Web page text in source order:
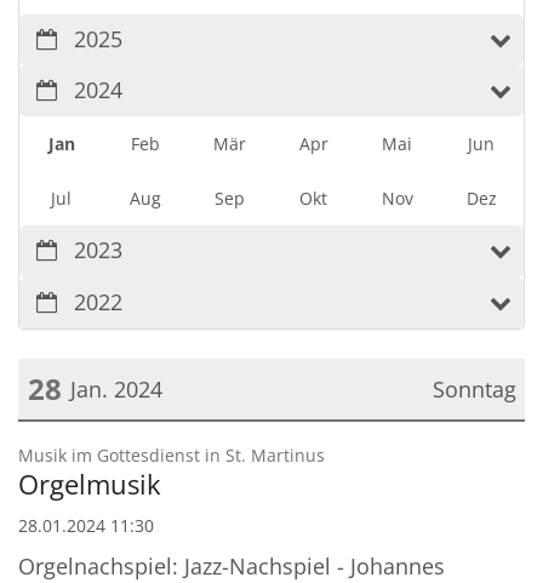
2025
2024
Jan Feb Mär Apr Mai Jun
Jul Aug Sep Okt Nov Dez
2023
2022
Sonntag
28 Jan. 2024
Datum: 28. Januar 2024
Musik im Gottesdienst in St. Martinus
Orgelmusik
28.01.2024 11:30
Orgelnachspiel: Jazz-Nachspiel - Johannes